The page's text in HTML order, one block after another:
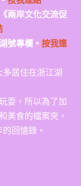
兩岸文化交流促
號專欄。 按我連
居住在浙江湖
耍，所以為了加
美食的檔案夾，
回憶錄。